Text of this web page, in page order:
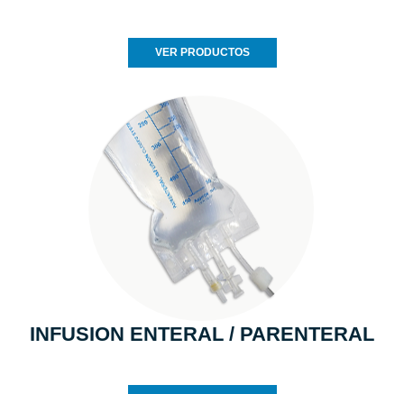
VER PRODUCTOS
INFUSION ENTERAL / PARENTERAL